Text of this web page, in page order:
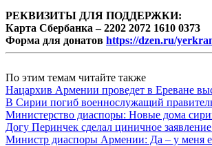
РЕКВИЗИТЫ ДЛЯ ПОДДЕРЖКИ:
Карта Сбербанка – 2202 2072 1610 0373
Форма для донатов https://dzen.ru/
По этим темам читайте также
Нацархив Армении проведет в Ереване
В Сирии погиб военнослужащий
Министерство диаспоры: Новые дома
Догу Перинчек сделал циничное
Министр диаспоры Армении: Да – у меня